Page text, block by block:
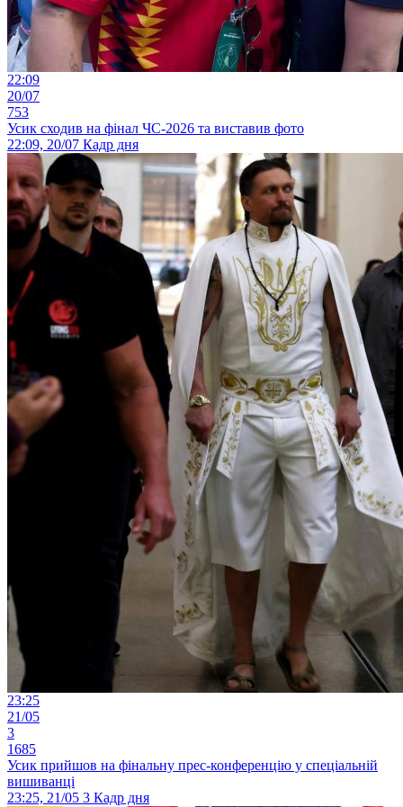
22:09
20/07
753
Усик сходив на фінал ЧС-2026 та виставив фото
22:09, 20/07 Кадр дня
23:25
21/05
3
1685
Усик прийшов на фінальну прес-конференцію у спеціальній
вишиванці
23:25, 21/05 3 Кадр дня